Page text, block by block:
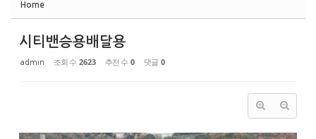
Home
시티밴승용배달용
admin 조회 수 2623 추천 수 0 댓글 0